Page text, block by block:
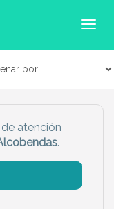
Chica
atención
.